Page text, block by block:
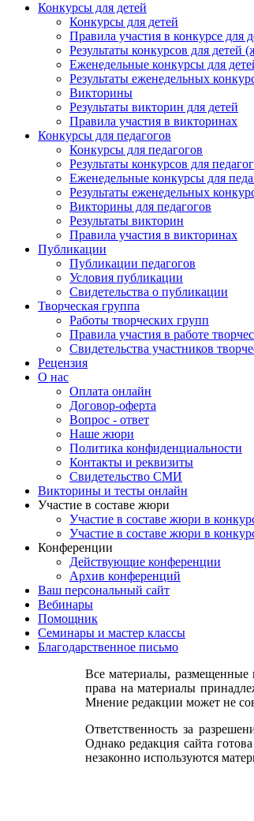
Конкурсы для детей
Конкурсы для детей
Правила участия в конкурсе для
Результаты конкурсов для детей
Еженедельные конкурсы для
Результаты еженедельных
Викторины
Результаты викторин для детей
Правила участия в викторинах
Конкурсы для педагогов
Конкурсы для педагогов
Результаты конкурсов для
Еженедельные конкурсы для
Результаты еженедельных
Викторины для педагогов
Результаты викторин
Правила участия в викторинах
Публикации
Публикации педагогов
Условия публикации
Свидетельства о публикации
Творческая группа
Работы творческих групп
Правила участия в работе
Свидетельства участников
Рецензия
О нас
Оплата онлайн
Договор-оферта
Вопрос - ответ
Наше жюри
Политика конфиденциальности
Контакты и реквизиты
Свидетельство СМИ
Викторины и тесты онлайн
Участие в составе жюри
Участие в составе жюри в
Участие в составе жюри в
Конференции
Действующие конференции
Архив конференций
Ваш персональный сайт
Вебинары
Помощник
Семинары и мастер классы
Благодарственное письмо
Все материалы, размещенные
права на материалы
Мнение редакции может не
Ответственность за
Однако редакция сайта
незаконно используются